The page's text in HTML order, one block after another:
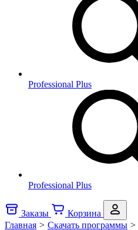
Professional Plus
Professional Plus
Заказы
Корзина
Главная > Скачать программы >